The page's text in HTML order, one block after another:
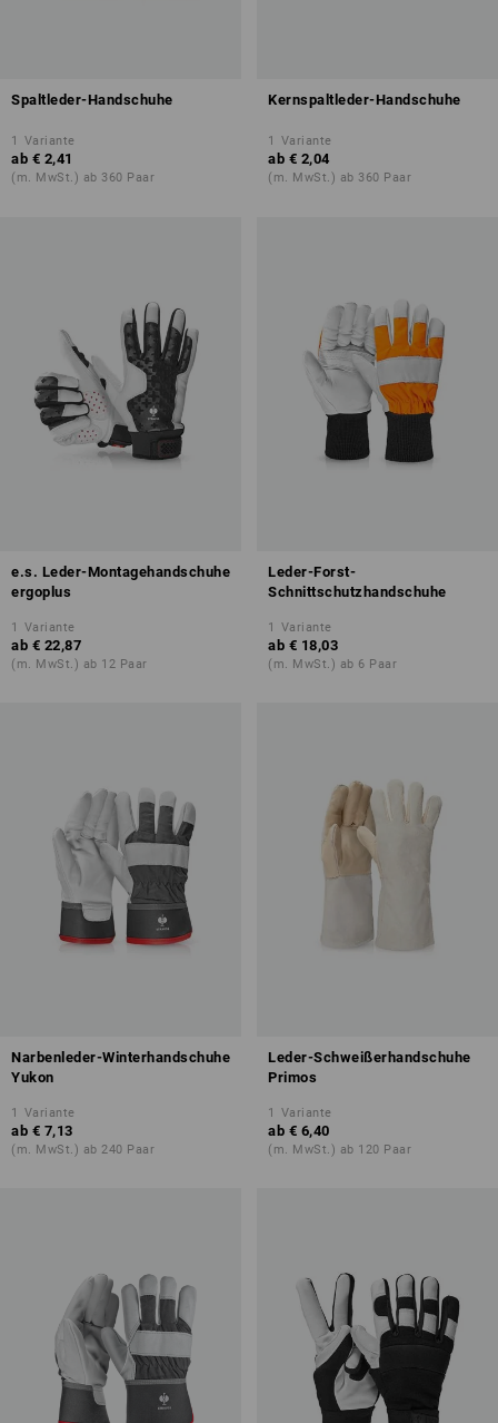
Spaltleder-Handschuhe
1 Variante
ab € 2,41
(m. MwSt.) ab 360 Paar
Kernspaltleder-Handschuhe
1 Variante
ab € 2,04
(m. MwSt.) ab 360 Paar
e.s. Leder-Montagehandschuhe
ergoplus
1 Variante
ab € 22,87
(m. MwSt.) ab 12 Paar
Leder-Forst-
Schnittschutzhandschuhe
1 Variante
ab € 18,03
(m. MwSt.) ab 6 Paar
Narbenleder-Winterhandschuhe
Yukon
1 Variante
ab € 7,13
(m. MwSt.) ab 240 Paar
Leder-Schweißerhandschuhe
Primos
1 Variante
ab € 6,40
(m. MwSt.) ab 120 Paar